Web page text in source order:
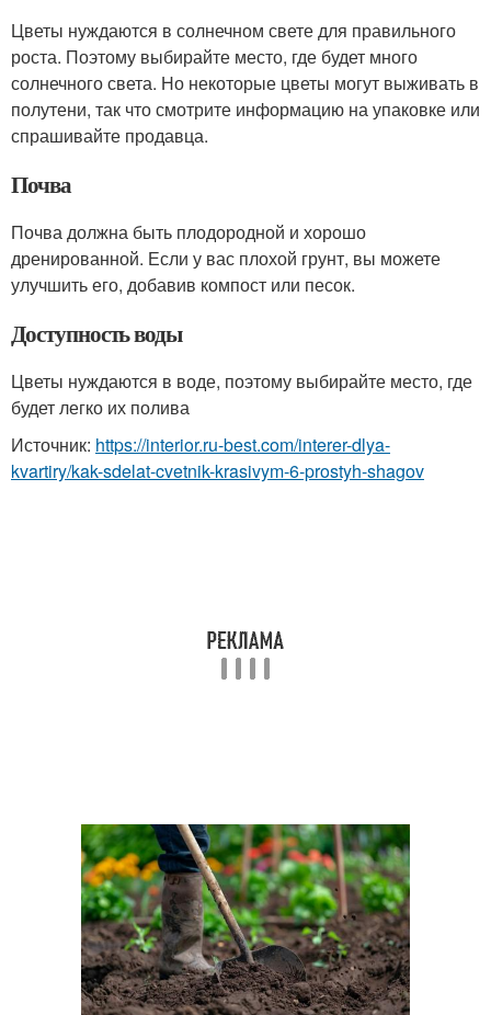
Цветы нуждаются в солнечном свете для правильного
роста. Поэтому выбирайте место, где будет много
солнечного света. Но некоторые цветы могут выживать в
полутени, так что смотрите информацию на упаковке или
спрашивайте продавца.
Почва
Почва должна быть плодородной и хорошо
дренированной. Если у вас плохой грунт, вы можете
улучшить его, добавив компост или песок.
Доступность воды
Цветы нуждаются в воде, поэтому выбирайте место, где
будет легко их полива
Источник: https://interior.ru-best.com/interer-dlya-
kvartiry/kak-sdelat-cvetnik-krasivym-6-prostyh-shagov